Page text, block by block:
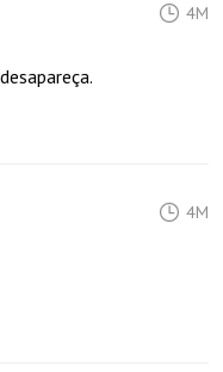
4M
4M